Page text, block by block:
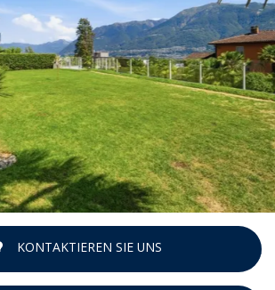
KONTAKTIEREN SIE UNS